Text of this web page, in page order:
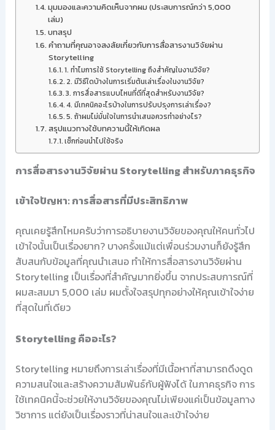
มุมมองและความคิดเห็นจากผม (ประสบการณ์กว่า 5,000
เล่ม)
บทสรุป
คำถามที่คุณอาจสงสัยเกี่ยวกับการสื่อสารงานวิจัยผ่าน
Storytelling
1. ทำไมการใช้ Storytelling ถึงสำคัญในงานวิจัย?
2. มีวิธีใดบ้างในการเริ่มต้นเล่าเรื่องในงานวิจัย?
3. การสื่อสารแบบไหนที่ดีที่สุดสำหรับงานวิจัย?
4. มีเทคนิคอะไรบ้างในการปรับปรุงการเล่าเรื่อง?
5. ถ้าผมไม่มั่นใจในการนำเสนอควรทำอย่างไร?
สรุปแนวทางใช้บทความนี้ให้เกิดผล
เช็กก่อนนำไปใช้จริง
การสื่อสารงานวิจัยผ่าน Storytelling สำหรับภาคธุรกิจ
เข้าใจปัญหา: การสื่อสารที่มีประสิทธิภาพ
คุณเคยรู้สึกไหมครับว่าการอธิบายงานวิจัยของคุณให้คนทั่วไป
เข้าใจนั้นเป็นเรื่องยาก? บางครั้งแม้แต่เพื่อนร่วมงานก็ยังรู้สึก
สับสนกับข้อมูลที่คุณนำเสนอ ทำให้การสื่อสารงานวิจัยผ่าน
Storytelling เป็นเรื่องที่สำคัญมากยิ่งขึ้น จากประสบการณ์ที่
ผมสะสมมา 5,000 เล่ม ผมตั้งใจสรุปทุกอย่างให้คุณเข้าใจง่าย
ที่สุดในที่เดียว
Storytelling คืออะไร?
Storytelling หมายถึงการเล่าเรื่องที่มีเนื้อหาที่สามารถดึงดูด
ความสนใจและสร้างความสัมพันธ์กับผู้ฟังได้ ในภาคธุรกิจ การ
ใช้เทคนิคนี้จะช่วยให้งานวิจัยของคุณไม่เพียงแค่เป็นข้อมูลทาง
วิชาการ แต่ยังเป็นเรื่องราวที่น่าสนใจและเข้าใจง่าย